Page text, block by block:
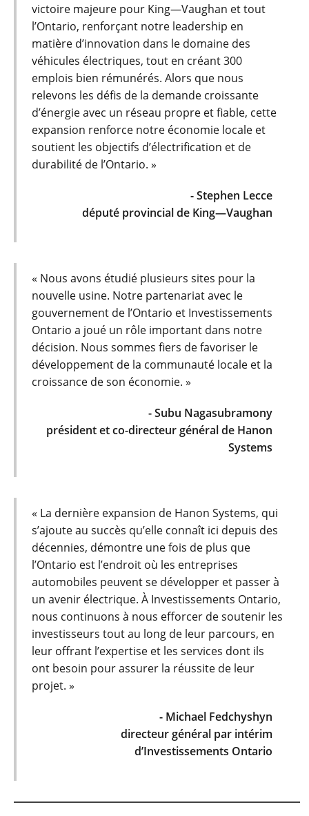
victoire majeure pour King—Vaughan et tout
l’Ontario, renforçant notre leadership en
matière d’innovation dans le domaine des
véhicules électriques, tout en créant 300
emplois bien rémunérés. Alors que nous
relevons les défis de la demande croissante
d’énergie avec un réseau propre et fiable, cette
expansion renforce notre économie locale et
soutient les objectifs d’électrification et de
durabilité de l’Ontario. »
- Stephen Lecce
député provincial de King—Vaughan
« Nous avons étudié plusieurs sites pour la
nouvelle usine. Notre partenariat avec le
gouvernement de l’Ontario et Investissements
Ontario a joué un rôle important dans notre
décision. Nous sommes fiers de favoriser le
développement de la communauté locale et la
croissance de son économie. »
- Subu Nagasubramony
président et co-directeur général de Hanon
Systems
« La dernière expansion de Hanon Systems, qui
s’ajoute au succès qu’elle connaît ici depuis des
décennies, démontre une fois de plus que
l’Ontario est l’endroit où les entreprises
automobiles peuvent se développer et passer à
un avenir électrique. À Investissements Ontario,
nous continuons à nous efforcer de soutenir les
investisseurs tout au long de leur parcours, en
leur offrant l’expertise et les services dont ils
ont besoin pour assurer la réussite de leur
projet. »
- Michael Fedchyshyn
directeur général par intérim
d’Investissements Ontario